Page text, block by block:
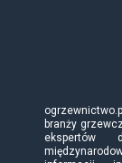
branży
ekspertów